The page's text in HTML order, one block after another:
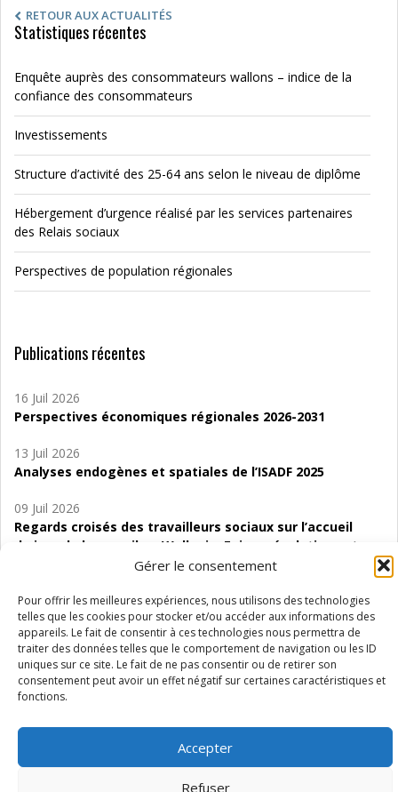
Gérer le consentement
Pour offrir les meilleures expériences, nous utilisons des technologies
telles que les cookies pour stocker et/ou accéder aux informations des
appareils. Le fait de consentir à ces technologies nous permettra de
traiter des données telles que le comportement de navigation ou les ID
uniques sur ce site. Le fait de ne pas consentir ou de retirer son
consentement peut avoir un effet négatif sur certaines caractéristiques et
fonctions.
Accepter
Refuser
RETOUR AUX ACTUALITÉS
Statistiques récentes
Enquête auprès des consommateurs wallons – indice de la
confiance des consommateurs
Investissements
Structure d’activité des 25-64 ans selon le niveau de diplôme
Hébergement d’urgence réalisé par les services partenaires
des Relais sociaux
Perspectives de population régionales
Publications récentes
16 Juil 2026
Perspectives économiques régionales 2026-2031
13 Juil 2026
Analyses endogènes et spatiales de l’ISADF 2025
09 Juil 2026
Regards croisés des travailleurs sociaux sur l’accueil
de jour de bas seuil en Wallonie. Enjeux, évolutions et
06 Juil 2026
Étude d’évaluabilité des Structures
d’accompagnement à l’autocréation d’emploi (SAACE)
01 Juil 2026
Pénurie du personnel infirmier :quels indicateurs
Wallonie ?